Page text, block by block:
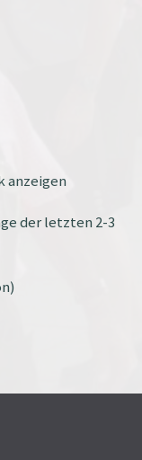
anzeigen
der letzten 2-3